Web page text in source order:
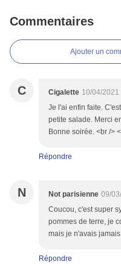
Commentaires
Ajouter un
C Cigalette 10/04/2021
Je l'ai enfin faite.
petite salade. Merci
Bonne soirée. <br />
Répondre
N Not parisienne 09/
Coucou, c'est super
pommes de terre, je
mais je n'avais
Répondre